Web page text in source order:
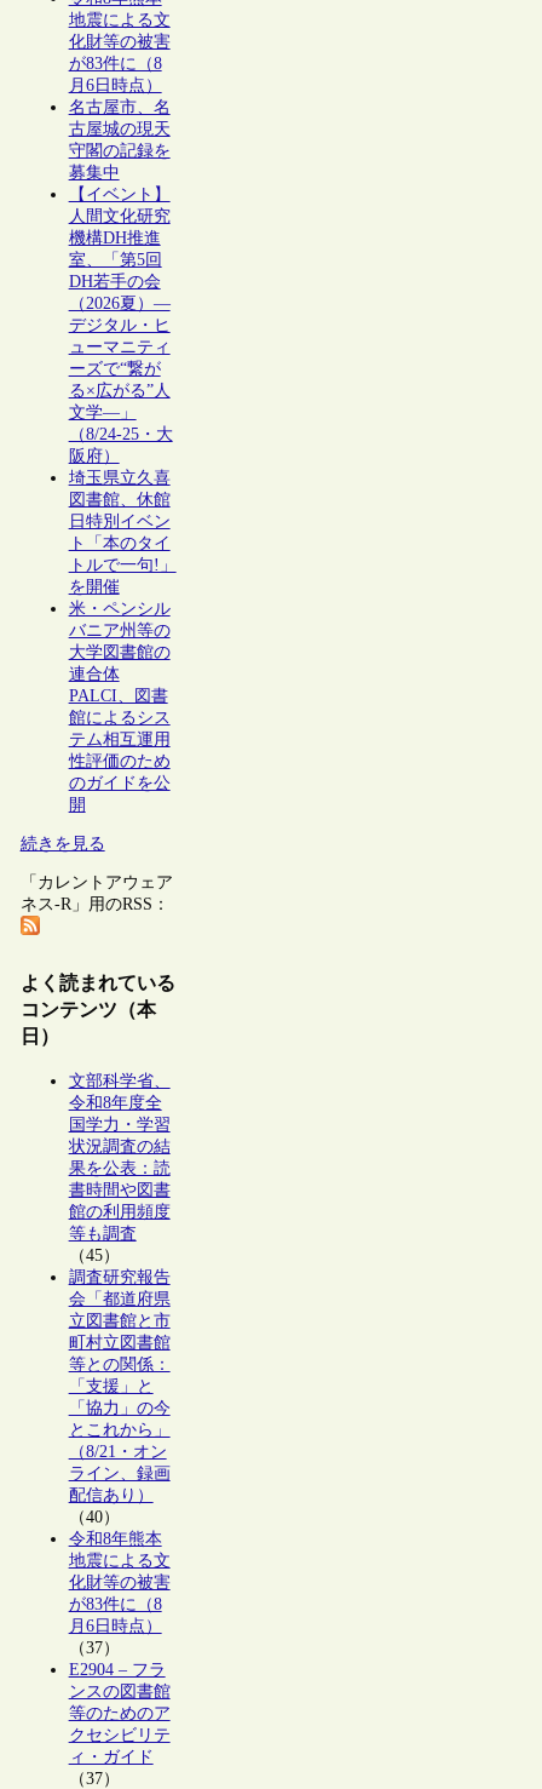
地震による文
化財等の被害
が83件に（8
月6日時点）
名古屋市、名
古屋城の現天
守閣の記録を
募集中
【イベント】
人間文化研究
機構DH推進
室、「第5回
DH若手の会
（2026夏）―
デジタル・ヒ
ューマニティ
ーズで“繋が
る×広がる”人
文学―」
（8/24-25・大
阪府）
埼玉県立久喜
図書館、休館
日特別イベン
ト「本のタイ
トルで一句!」
を開催
米・ペンシル
バニア州等の
大学図書館の
連合体
PALCI、図書
館によるシス
テム相互運用
性評価のため
のガイドを公
開
続きを見る
「カレントアウェア
ネス-R」用のRSS：
よく読まれている
コンテンツ（本
日）
文部科学省、
令和8年度全
国学力・学習
状況調査の結
果を公表：読
書時間や図書
館の利用頻度
等も調査
（45）
調査研究報告
会「都道府県
立図書館と市
町村立図書館
等との関係：
「支援」と
「協力」の今
とこれから」
（8/21・オン
ライン、録画
配信あり）
（40）
令和8年熊本
地震による文
化財等の被害
が83件に（8
月6日時点）
（37）
E2904 – フラ
ンスの図書館
等のためのア
クセシビリテ
ィ・ガイド
（37）